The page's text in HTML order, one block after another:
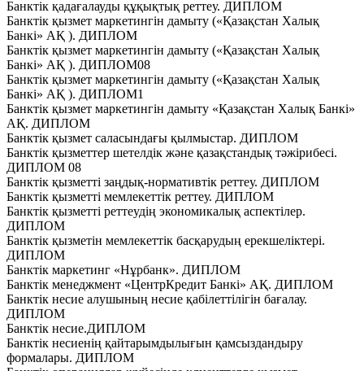
Банктік қадағалауды құқықтық реттеу. ДИПЛОМ
Банктік қызмет маркетингін дамыту («Қазақстан Халық
Банкі» АҚ ). ДИПЛОМ
Банктік қызмет маркетингін дамыту («Қазақстан Халық
Банкі» АҚ ). ДИПЛОМ08
Банктік қызмет маркетингін дамыту («Қазақстан Халық
Банкі» АҚ ). ДИПЛОМ1
Банктік қызмет маркетингін дамыту «Қазақстан Халық Банкі»
АҚ. ДИПЛОМ
Банктік қызмет саласындағы қылмыстар. ДИПЛОМ
Банктік қызметтер шетелдік және қазақстандық тәжірибесі.
ДИПЛОМ 08
Банктік қызметті заңдық-нормативтік реттеу. ДИПЛОМ
Банктік қызметті мемлекеттік реттеу. ДИПЛОМ
Банктік қызметті реттеудің экономикалық аспектілер.
ДИПЛОМ
Банктік қызметін мемлекеттік басқарудың ерекшеліктері.
ДИПЛОМ
Банктік маркетинг «Нұрбанк». ДИПЛОМ
Банктік менеджмент «ЦентрКредит Банкі» АҚ. ДИПЛОМ
Банктік несие алушының несие қабілеттілігін бағалау.
ДИПЛОМ
Банктік несие.ДИПЛОМ
Банктік несиенің қайтарымдылығын қамсыздандыру
формалары. ДИПЛОМ